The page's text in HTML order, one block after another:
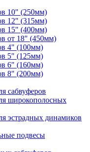
10" (250мм)
12" (315мм)
15" (400мм)
от 18" (450мм)
4" (100мм)
5" (125мм)
6" (160мм)
8" (200мм)
сабвуферов
широкополосных
эстрадных динамиков
подвесы